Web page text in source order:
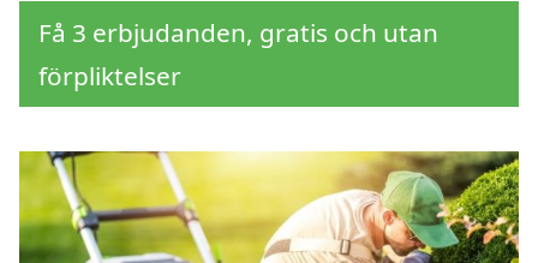
Få 3 erbjudanden, gratis och utan
förpliktelser